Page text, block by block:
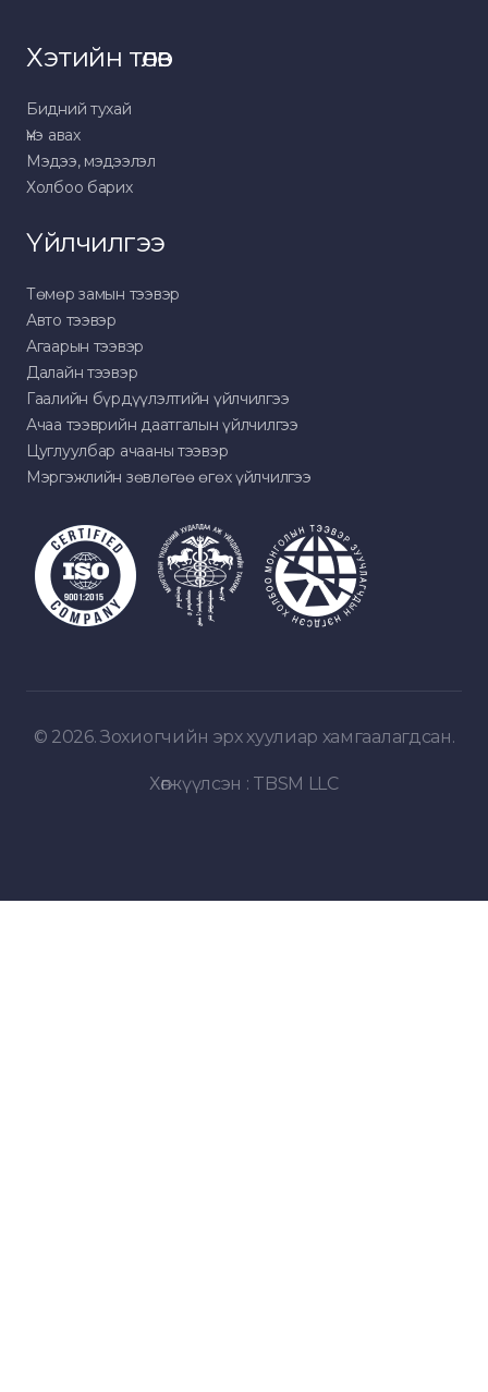
Хэтийн төлөв
Бидний тухай
Үнэ авах
Мэдээ, мэдээлэл
Холбоо барих
Үйлчилгээ
Төмөр замын тээвэр
Авто тээвэр
Агаарын тээвэр
Далайн тээвэр
Гаалийн бүрдүүлэлтийн үйлчилгээ
Ачаа тээврийн даатгалын үйлчилгээ
Цуглуулбар ачааны тээвэр
Мэргэжлийн зөвлөгөө өгөх үйлчилгээ
© 2026. Зохиогчийн эрх хуулиар хамгаалагдсан.
Хөгжүүлсэн : TBSM LLC